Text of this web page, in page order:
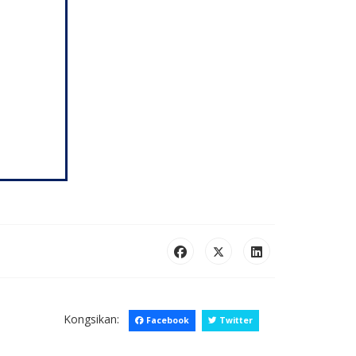
Kongsikan: Facebook Twitter